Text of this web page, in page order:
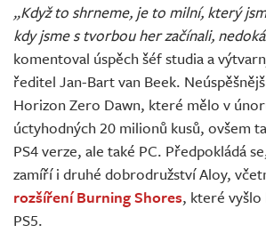
„Když to shrneme, je to milní, který
kdy jsme s tvorbou her začínali,
komentoval úspěch šéf studia a
ředitel Jan-Bart van Beek.
Horizon Zero Dawn, které mělo v
úctyhodných 20 milionů kusů, ovšem
PS4 verze, ale také PC. Předpokládá
zamíří i druhé dobrodružství Aloy,
rozšíření Burning Shores, které
PS5.